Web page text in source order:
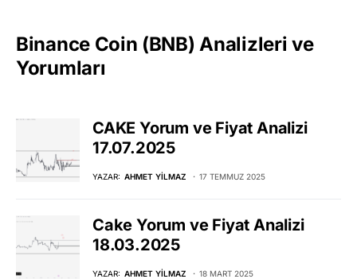
Binance Coin (BNB) Analizleri ve
Yorumları
CAKE Yorum ve Fiyat Analizi
17.07.2025
YAZAR: AHMET YILMAZ 17 TEMMUZ 2025
Cake Yorum ve Fiyat Analizi
18.03.2025
YAZAR: AHMET YILMAZ 18 MART 2025